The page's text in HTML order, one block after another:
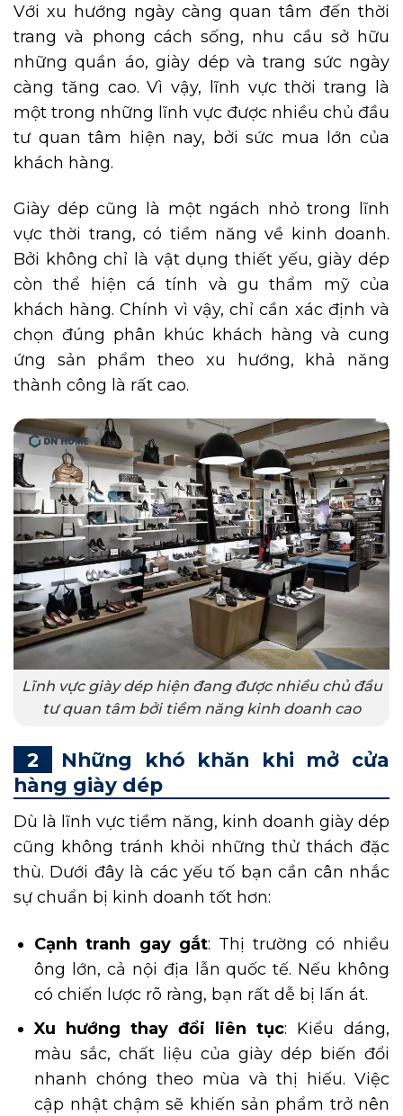
Với xu hướng ngày càng quan tâm đến thời
trang và phong cách sống, nhu cầu sở hữu
những quần áo, giày dép và trang sức ngày
càng tăng cao. Vì vậy, lĩnh vực thời trang là
một trong những lĩnh vực được nhiều chủ đầu
tư quan tâm hiện nay, bởi sức mua lớn của
khách hàng.
Giày dép cũng là một ngách nhỏ trong lĩnh
vực thời trang, có tiềm năng về kinh doanh.
Bởi không chỉ là vật dụng thiết yếu, giày dép
còn thể hiện cá tính và gu thẩm mỹ của
khách hàng. Chính vì vậy, chỉ cần xác định và
chọn đúng phân khúc khách hàng và cung
ứng sản phẩm theo xu hướng, khả năng
thành công là rất cao.
Lĩnh vực giày dép hiện đang được nhiều chủ đầu
tư quan tâm bởi tiềm năng kinh doanh cao
Những khó khăn khi mở cửa
hàng giày dép
Dù là lĩnh vực tiềm năng, kinh doanh giày dép
cũng không tránh khỏi những thử thách đặc
thù. Dưới đây là các yếu tố bạn cần cân nhắc
sự chuẩn bị kinh doanh tốt hơn:
Cạnh tranh gay gắt: Thị trường có nhiều
ông lớn, cả nội địa lẫn quốc tế. Nếu không
có chiến lược rõ ràng, bạn rất dễ bị lấn át.
Xu hướng thay đổi liên tục: Kiểu dáng,
màu sắc, chất liệu của giày dép biến đổi
nhanh chóng theo mùa và thị hiếu. Việc
cập nhật chậm sẽ khiến sản phẩm trở nên